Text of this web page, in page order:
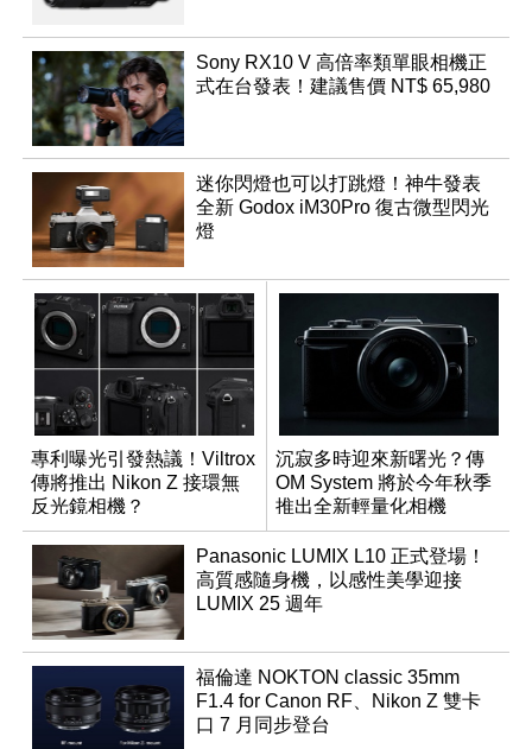
Sony RX10 V 高倍率類單眼相機正
式在台發表！建議售價 NT$ 65,980
迷你閃燈也可以打跳燈！神牛發表
全新 Godox iM30Pro 復古微型閃光
燈
專利曝光引發熱議！Viltrox
傳將推出 Nikon Z 接環無
反光鏡相機？
沉寂多時迎來新曙光？傳
OM System 將於今年秋季
推出全新輕量化相機
Panasonic LUMIX L10 正式登場！
高質感隨身機，以感性美學迎接
LUMIX 25 週年
福倫達 NOKTON classic 35mm
F1.4 for Canon RF、Nikon Z 雙卡
口 7 月同步登台